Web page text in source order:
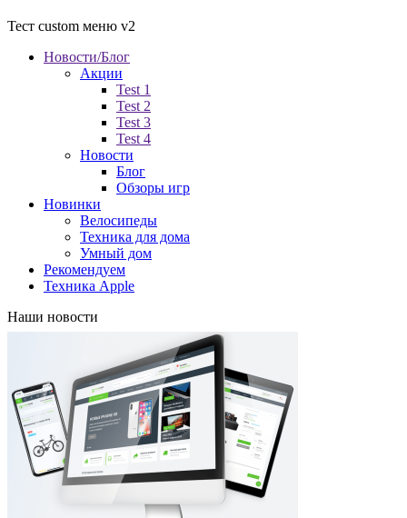
Тест custom меню v2
Новости/Блог
Акции
Test 1
Test 2
Test 3
Test 4
Новости
Блог
Обзоры игр
Новинки
Велосипеды
Техника для дома
Умный дом
Рекомендуем
Техника Apple
Наши новости